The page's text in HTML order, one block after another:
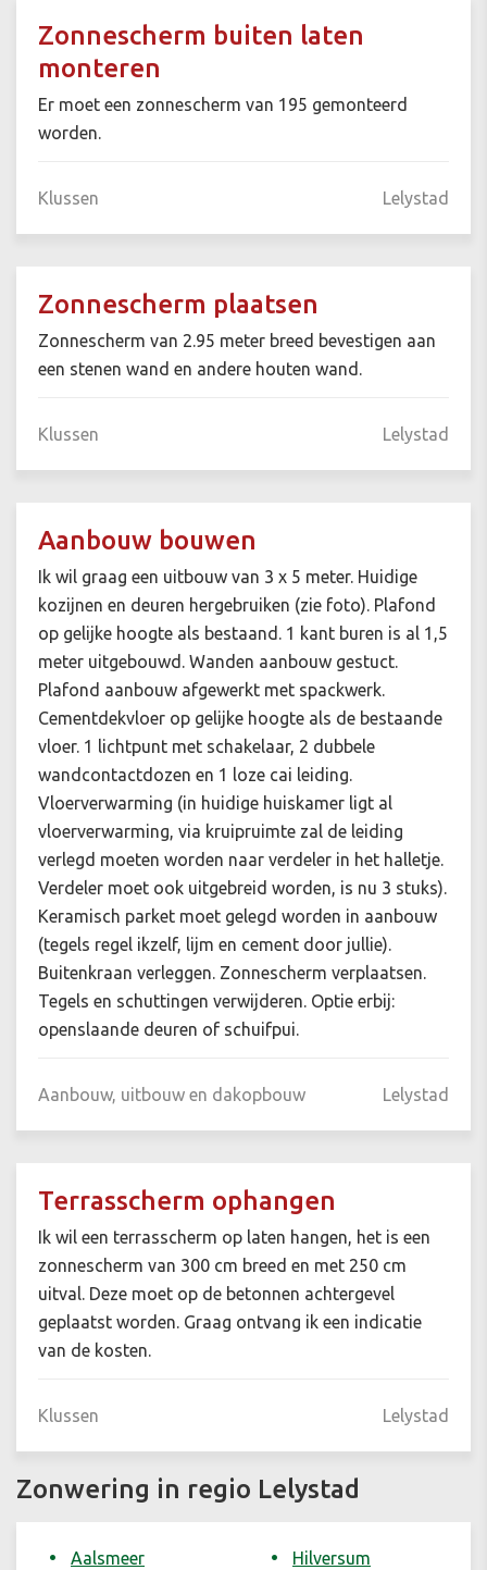
Zonnescherm buiten laten
monteren
Er moet een zonnescherm van 195 gemonteerd
worden.
Klussen Lelystad
Zonnescherm plaatsen
Zonnescherm van 2.95 meter breed bevestigen aan
een stenen wand en andere houten wand.
Klussen Lelystad
Aanbouw bouwen
Ik wil graag een uitbouw van 3 x 5 meter. Huidige
kozijnen en deuren hergebruiken (zie foto). Plafond
op gelijke hoogte als bestaand. 1 kant buren is al 1,5
meter uitgebouwd. Wanden aanbouw gestuct.
Plafond aanbouw afgewerkt met spackwerk.
Cementdekvloer op gelijke hoogte als de bestaande
vloer. 1 lichtpunt met schakelaar, 2 dubbele
wandcontactdozen en 1 loze cai leiding.
Vloerverwarming (in huidige huiskamer ligt al
vloerverwarming, via kruipruimte zal de leiding
verlegd moeten worden naar verdeler in het halletje.
Verdeler moet ook uitgebreid worden, is nu 3 stuks).
Keramisch parket moet gelegd worden in aanbouw
(tegels regel ikzelf, lijm en cement door jullie).
Buitenkraan verleggen. Zonnescherm verplaatsen.
Tegels en schuttingen verwijderen. Optie erbij:
openslaande deuren of schuifpui.
Aanbouw, uitbouw en dakopbouw Lelystad
Terrasscherm ophangen
Ik wil een terrasscherm op laten hangen, het is een
zonnescherm van 300 cm breed en met 250 cm
uitval. Deze moet op de betonnen achtergevel
geplaatst worden. Graag ontvang ik een indicatie
van de kosten.
Klussen Lelystad
Zonwering in regio Lelystad
Aalsmeer
Hilversum